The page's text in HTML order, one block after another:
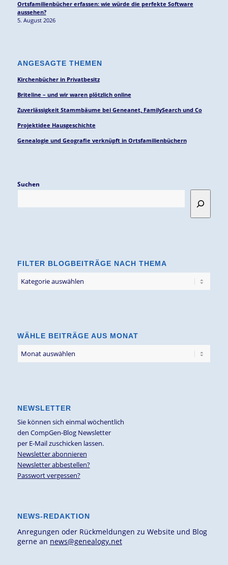
Ortsfamilienbücher erfassen: wie würde die perfekte Software
aussehen?
5. August 2026
ANGESAGTE THEMEN
Kirchenbücher in Privatbesitz
Briteline – und wir waren plötzlich online
Zuverlässigkeit Stammbäume bei Geneanet, FamilySearch und Co
Projektidee Hausgeschichte
Genealogie und Geografie verknüpft in Ortsfamilienbüchern
Suchen
FILTER BLOGBEITRÄGE NACH THEMA
Filter
Blogbeiträge
WÄHLE BEITRÄGE AUS MONAT
NEWSLETTER
Sie können sich einmal wöchentlich
den CompGen-Blog Newsletter
per E-Mail zuschicken lassen.
Newsletter abonnieren
Newsletter abbestellen?
Passwort vergessen?
NEWS-REDAKTION
Anregungen oder Rückmeldungen zu Website und Blog
gerne an news@genealogy.net